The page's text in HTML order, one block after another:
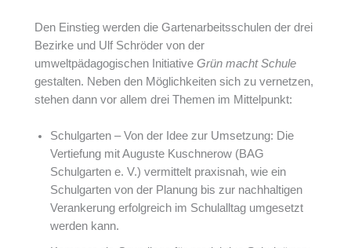
Den Einstieg werden die Gartenarbeitsschulen der drei
Bezirke und Ulf Schröder von der
umweltpädagogischen Initiative Grün macht Schule
gestalten. Neben den Möglichkeiten sich zu vernetzen,
stehen dann vor allem drei Themen im Mittelpunkt:
Schulgarten – Von der Idee zur Umsetzung: Die
Vertiefung mit Auguste Kuschnerow (BAG
Schulgarten e. V.) vermittelt praxisnah, wie ein
Schulgarten von der Planung bis zur nachhaltigen
Verankerung erfolgreich im Schulalltag umgesetzt
werden kann.